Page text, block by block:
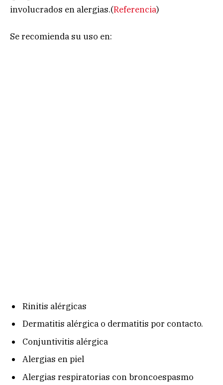
involucrados en alergias.(Referencia)
Se recomienda su uso en:
Rinitis alérgicas
Dermatitis alérgica o dermatitis por contacto.
Conjuntivitis alérgica
Alergias en piel
Alergias respiratorias con broncoespasmo